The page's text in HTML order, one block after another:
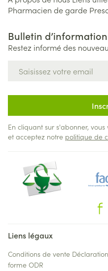
Pharmacien de garde
Bulletin d’information
Restez informé des
En cliquant sur s'abonner,
et acceptez notre politique de
Liens légaux
Conditions de vente
forme ODR